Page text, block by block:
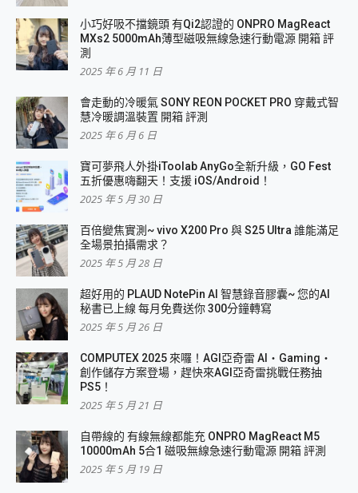
小巧好吸不擋鏡頭 有Qi2認證的 ONPRO MagReact
MXs2 5000mAh薄型磁吸無線急速行動電源 開箱 評
測
2025 年 6 月 11 日
會走動的冷暖氣 SONY REON POCKET PRO 穿戴式智
慧冷暖調溫裝置 開箱 評測
2025 年 6 月 6 日
寶可夢飛人外掛iToolab AnyGo全新升級，GO Fest
五折優惠嗨翻天！支援 iOS/Android！
2025 年 5 月 30 日
百倍變焦實測~ vivo X200 Pro 與 S25 Ultra 誰能滿足
全場景拍攝需求？
2025 年 5 月 28 日
超好用的 PLAUD NotePin AI 智慧錄音膠囊~ 您的AI
秘書已上線 每月免費送你 300分鐘轉寫
2025 年 5 月 26 日
COMPUTEX 2025 來囉！AGI亞奇雷 AI・Gaming・
創作儲存方案登場，趕快來AGI亞奇雷挑戰任務抽
PS5！
2025 年 5 月 21 日
自帶線的 有線無線都能充 ONPRO MagReact M5
10000mAh 5合1 磁吸無線急速行動電源 開箱 評測
2025 年 5 月 19 日